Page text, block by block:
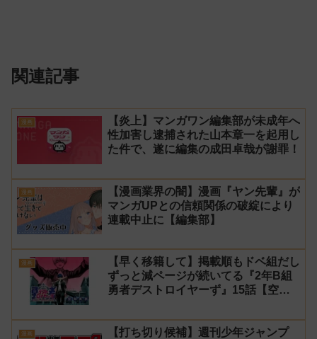
関連記事
漫画
【炎上】マンガワン編集部が未成年へ
性加害し逮捕された山本章一を起用し
た件で、遂に編集の成田卓哉が謝罪！
漫画
【漫画業界の闇】漫画『ヤン先輩』が
マンガUPとの信頼関係の破綻により
連載中止に【編集部】
漫画
【早く移籍して】掲載順もドベ組だし
ずっと減ページが続いてる『2年B組
勇者デストロイヤーず』15話【空
漫画
【打ち切り候補】週刊少年ジャンプ